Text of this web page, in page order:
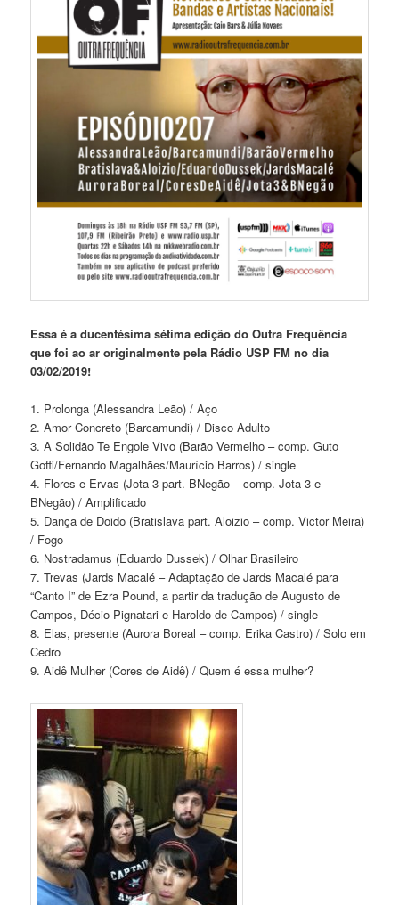
Essa é a ducentésima sétima edição do Outra Frequência
que foi ao ar originalmente pela Rádio USP FM no dia
03/02/2019!
1. Prolonga (Alessandra Leão) / Aço
2. Amor Concreto (Barcamundi) / Disco Adulto
3. A Solidão Te Engole Vivo (Barão Vermelho – comp. Guto
Goffi/Fernando Magalhães/Maurício Barros) / single
4. Flores e Ervas (Jota 3 part. BNegão – comp. Jota 3 e
BNegão) / Amplificado
5. Dança de Doido (Bratislava part. Aloizio – comp. Victor Meira)
/ Fogo
6. Nostradamus (Eduardo Dussek) / Olhar Brasileiro
7. Trevas (Jards Macalé – Adaptação de Jards Macalé para
“Canto I” de Ezra Pound, a partir da tradução de Augusto de
Campos, Décio Pignatari e Haroldo de Campos) / single
8. Elas, presente (Aurora Boreal – comp. Erika Castro) / Solo em
Cedro
9. Aidê Mulher (Cores de Aidê) / Quem é essa mulher?